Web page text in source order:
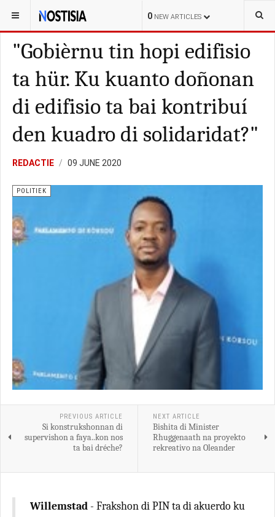
0 NEW ARTICLES
YOU ARE HERE: CURAÇAO POLITIEK
"Gobièrnu tin hopi edifisio
ta hür. Ku kuanto doñonan
di edifisio ta bai kontribuí
den kuadro di solidaridat?"
REDACTIE 09 JUNE 2020
POLITIEK
PREVIOUS ARTICLE
Si konstrukshonnan di
supervishon a faya..kon nos
ta bai dréche?
NEXT ARTICLE
Bishita di Minister
Rhuggenaath na proyekto
rekreativo na Oleander
Willemstad - Frakshon di PIN ta di akuerdo ku